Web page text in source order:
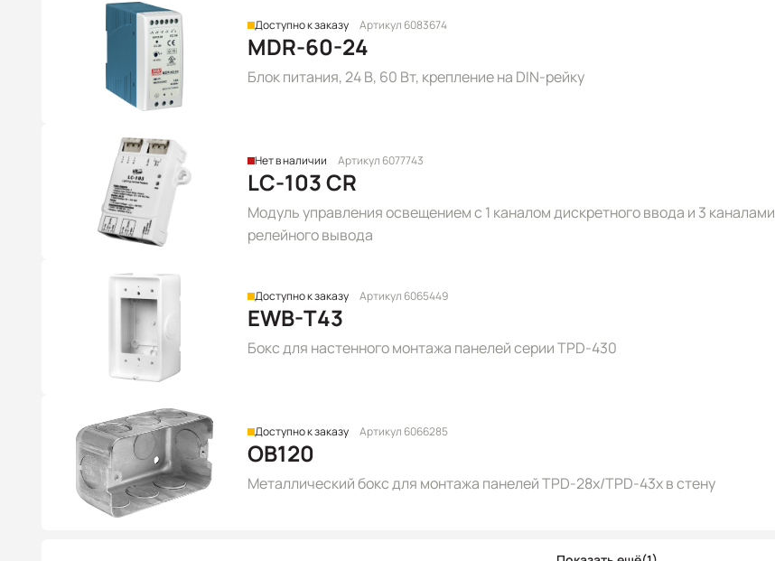
Доступно к заказу Артикул 6083674
MDR-60-24
Блок питания, 24 В, 60 Вт, крепление на DIN-рейку
Нет в наличии Артикул 6077743
LC-103 CR
Модуль управления освещением с 1 каналом дискретного ввода и 3 каналами
релейного вывода
Доступно к заказу Артикул 6065449
EWB-T43
Бокс для настенного монтажа панелей серии TPD-430
Доступно к заказу Артикул 6066285
OB120
Металлический бокс для монтажа панелей TPD-28x/TPD-43x в стену